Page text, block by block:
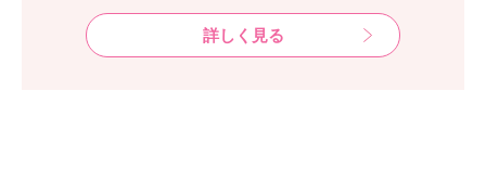
詳しく見る